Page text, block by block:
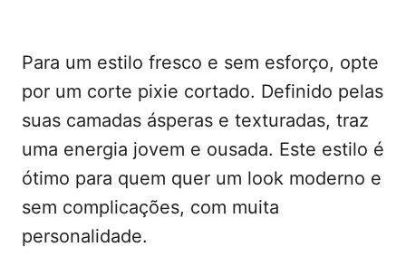
Para um estilo fresco e sem esforço, opte
por um corte pixie cortado. Definido pelas
suas camadas ásperas e texturadas, traz
uma energia jovem e ousada. Este estilo é
ótimo para quem quer um look moderno e
sem complicações, com muita
personalidade.